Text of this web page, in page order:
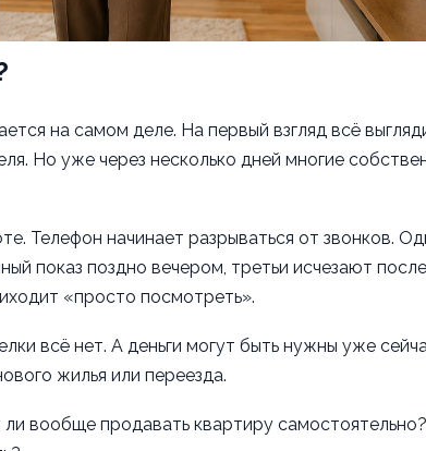
на самом деле. На первый взгляд всё
Но уже через несколько дней многие
Телефон начинает разрываться от звонков.
показ поздно вечером, третьи исчезают
«просто посмотреть».
всё нет. А деньги могут быть нужны уже
жилья или переезда.
вообще продавать квартиру